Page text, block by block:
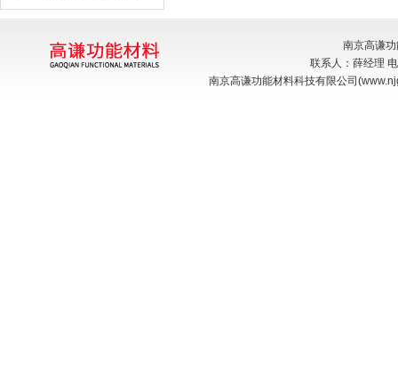
南京高谦
联系人：薛经理
南京高谦功能材料科技有限公司